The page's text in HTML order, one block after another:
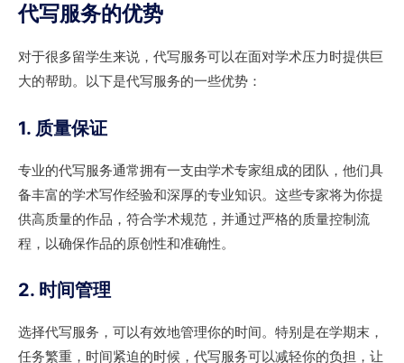
代写服务的优势
对于很多留学生来说，代写服务可以在面对学术压力时提供巨
大的帮助。以下是代写服务的一些优势：
1. 质量保证
专业的代写服务通常拥有一支由学术专家组成的团队，他们具
备丰富的学术写作经验和深厚的专业知识。这些专家将为你提
供高质量的作品，符合学术规范，并通过严格的质量控制流
程，以确保作品的原创性和准确性。
2. 时间管理
选择代写服务，可以有效地管理你的时间。特别是在学期末，
任务繁重，时间紧迫的时候，代写服务可以减轻你的负担，让